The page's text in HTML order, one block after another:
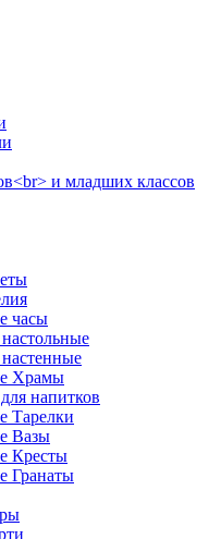
и младших классов
часы
Храмы
напитков
Тарелки
Вазы
Кресты
Гранаты